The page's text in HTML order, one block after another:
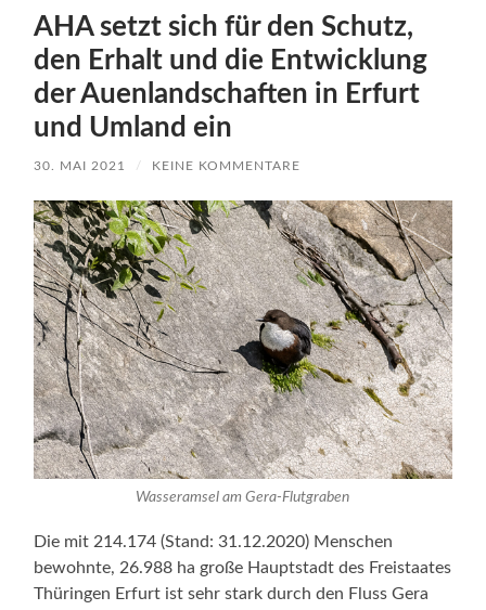
AHA setzt sich für den Schutz,
den Erhalt und die Entwicklung
der Auenlandschaften in Erfurt
und Umland ein
30. MAI 2021 / KEINE KOMMENTARE
Wasseramsel am Gera-Flutgraben
Die mit 214.174 (Stand: 31.12.2020) Menschen
bewohnte, 26.988 ha große Hauptstadt des Freistaates
Thüringen Erfurt ist sehr stark durch den Fluss Gera